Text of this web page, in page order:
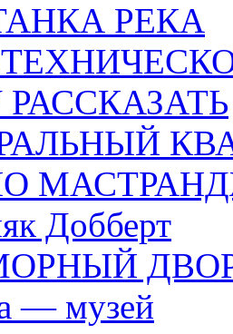
РЕКА
Добберт
— музей